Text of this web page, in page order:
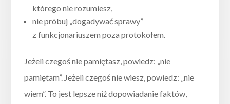
którego nie rozumiesz,
nie próbuj „dogadywać sprawy”
z funkcjonariuszem poza protokołem.
Jeżeli czegoś nie pamiętasz, powiedz: „nie
pamiętam”. Jeżeli czegoś nie wiesz, powiedz: „nie
wiem”. To jest lepsze niż dopowiadanie faktów,